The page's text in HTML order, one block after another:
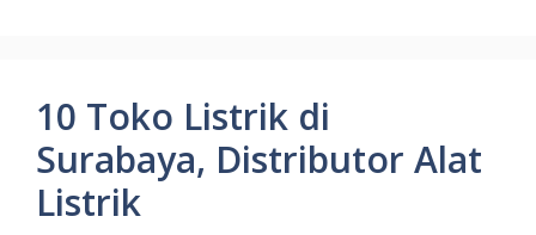
10 Toko Listrik di
Surabaya, Distributor Alat
Listrik